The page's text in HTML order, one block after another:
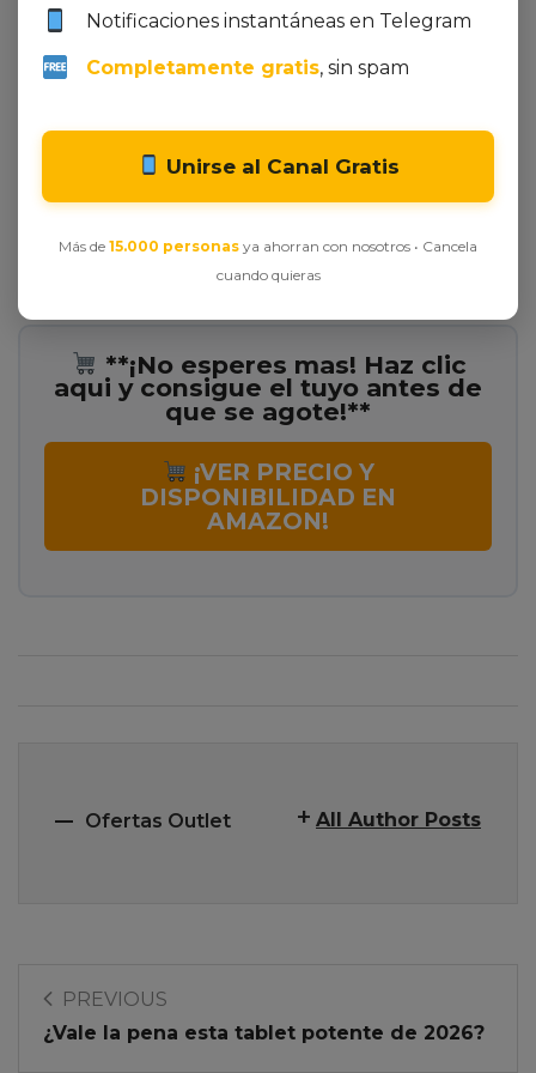
recargable lo hace más práctico.
Conclusión: Nuestra opinión experta
Si buscas una solución que combine eficacia,
comodidad y tecnología avanzada, el Oral‑B iO 3 es
necesidades, proteger tus encías y ofrecer una
que se paga con una sonrisa más saludable y un
**¡No esperes mas! Haz clic
aqui y consigue el tuyo antes de
que se agote!**
¡VER PRECIO Y
DISPONIBILIDAD EN
AMAZON!
Ofertas Outlet All Author Posts
PREVIOUS
¿Vale la pena esta tablet potente de 2026?
Notificaciones instantáneas en Telegram
Completamente gratis, sin spam
Unirse al Canal Gratis
Más de 15.000 personas ya ahorran con nosotros • Cancela
cuando quieras